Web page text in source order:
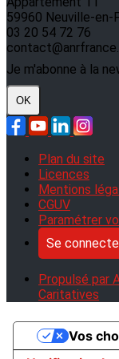
59960 Neuville-en-
03 20 54 72 76
Je m'abonne à la
OK
Plan du site
Licences
Mentions
CGUV
Paramétrer
Se
Propulsé par
Caritatives
Vos